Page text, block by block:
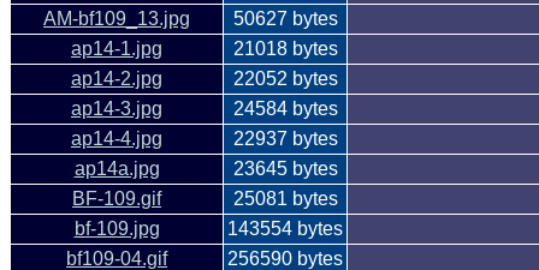
AM-bf109_13.jpg
50627 bytes
ap14-1.jpg
21018 bytes
ap14-2.jpg
22052 bytes
ap14-3.jpg
24584 bytes
ap14-4.jpg
22937 bytes
ap14a.jpg
23645 bytes
BF-109.gif
25081 bytes
bf-109.jpg
143554 bytes
bf109-04.gif
256590 bytes